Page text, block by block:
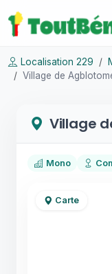
Localisation 229
Village de
Village
Mono
Carte